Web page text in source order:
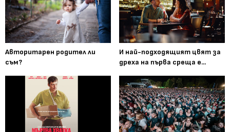
Авторитарен родител ли
съм?
И най-подходящият цвят за
дреха на първа среща е...